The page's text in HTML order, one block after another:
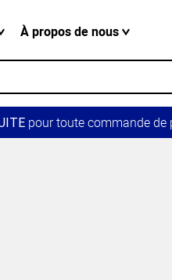
À propos de nous
pour toute commande de